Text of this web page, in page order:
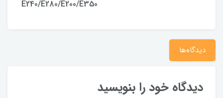
E240/E280/E200/E350
دیدگاه‌ها
دیدگاه خود را بنویسید